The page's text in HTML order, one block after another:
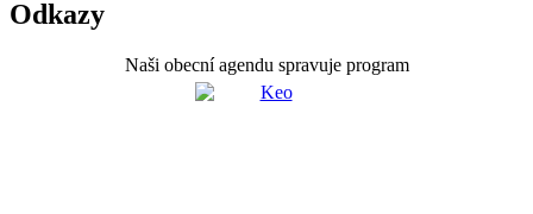
Odkazy
Naši obecní agendu spravuje program